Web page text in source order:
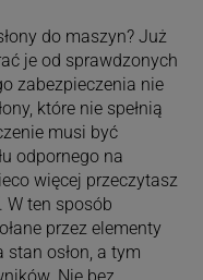
do maszyn? Już
je od sprawdzonych
zabezpieczenia nie
które nie spełnią
musi być
odpornego na
więcej przeczytasz
W ten sposób
przez elementy
stan osłon, a tym